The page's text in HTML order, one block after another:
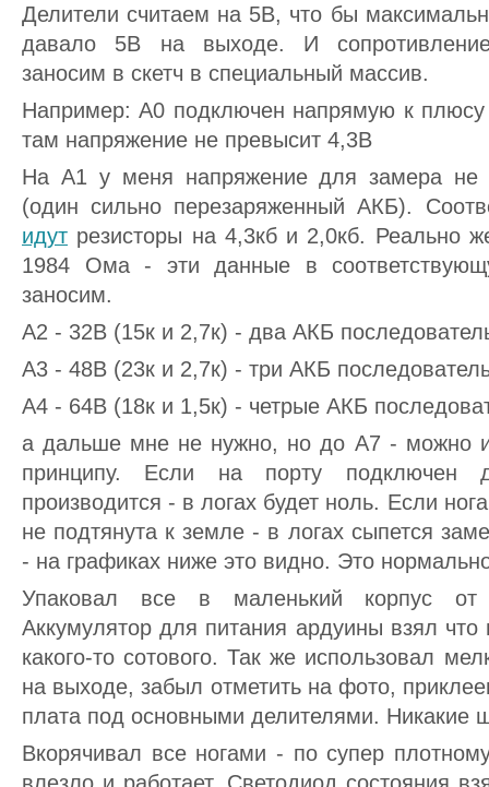
Делители считаем на 5В, что бы
давало 5В на выходе. И
заносим в скетч в специальный массив.
Например: А0 подключен напрямую к
там напряжение не превысит 4,3В
На А1 у меня напряжение для замера не
(один сильно перезаряженный АКБ).
идут резисторы на 4,3кб и 2,0кб. Реально
1984 Ома - эти данные в
заносим.
А2 - 32В (15к и 2,7к) - два АКБ
А3 - 48В (23к и 2,7к) - три АКБ
А4 - 64В (18к и 1,5к) - четрые АКБ
а дальше мне не нужно, но до А7 - можно
принципу. Если на порту подключен
производится - в логах будет ноль. Если
не подтянута к земле - в логах сыпется
- на графиках ниже это видно. Это
Упаковал все в маленький корпус от
Аккумулятор для питания ардуины взял
какого-то сотового. Так же использовал
на выходе, забыл отметить на фото,
плата под основными делителями. Никакие
Вкорячивал все ногами - по супер